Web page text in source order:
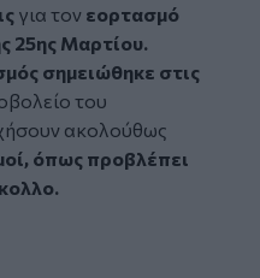
για τον εορτασμό
25ης Μαρτίου.
σημειώθηκε στις
του
ακολούθως
όπως προβλέπει